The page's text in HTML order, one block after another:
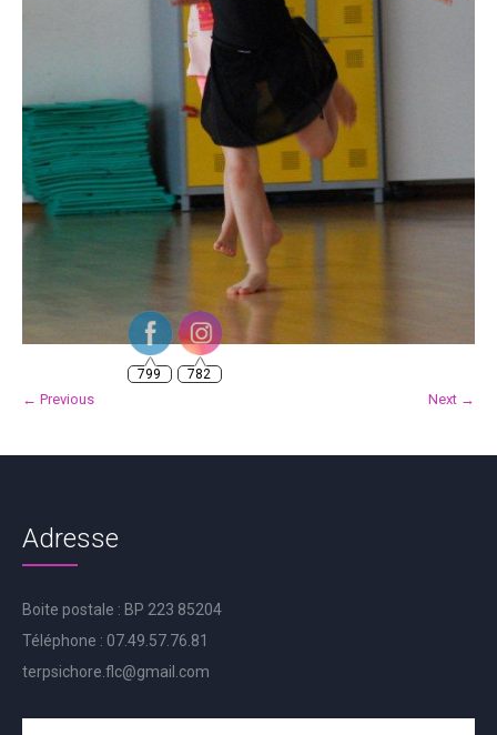
← Previous Next →
Adresse
Boite postale : BP 223 85204
Téléphone : 07.49.57.76.81
terpsichore.flc@gmail.com
799 782